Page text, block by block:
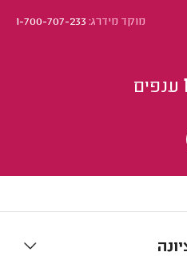
מוקד מידרג:1-700-707-233
ענפים